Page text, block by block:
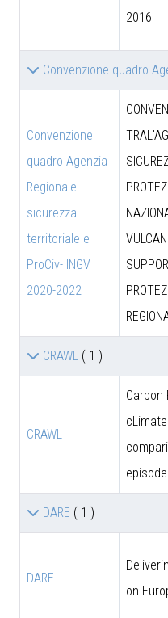
2016
Convenzione quadro
Convenzione
quadro Agenzia
Regionale
sicurezza
territoriale e
ProCiv- INGV
2020-2022
CRAWL ( 1 )
CRAWL
Carbon
DARE ( 1 )
DARE
on